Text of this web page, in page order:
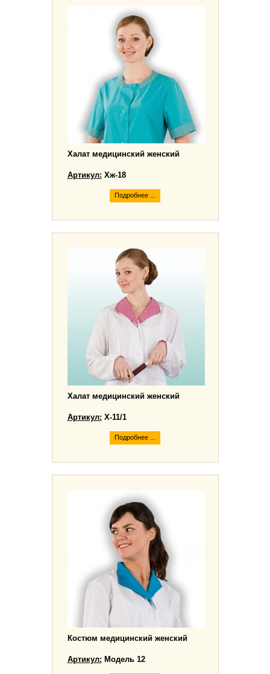
Халат медицинский женский
Артикул: Хж-18
Подробнее ...
Халат медицинский женский
Артикул: Х-11/1
Подробнее ...
Костюм медицинский женский
Артикул: Модель 12